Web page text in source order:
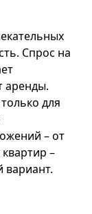
Спрос на
аренды.
для
– от
–
вариант.